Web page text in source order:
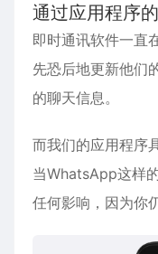
通过应用程序
即时通讯软件一直
先恐后地更新他们
的聊天信息。
而我们的应用程序
当WhatsApp这样
任何影响，因为你